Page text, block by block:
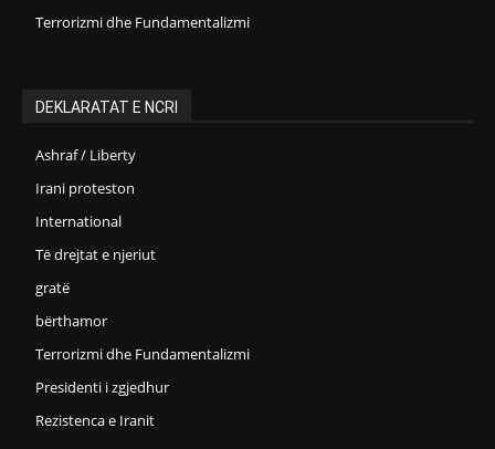
Terrorizmi dhe Fundamentalizmi
DEKLARATAT E NCRI
Ashraf / Liberty
Irani proteston
International
Të drejtat e njeriut
gratë
bërthamor
Terrorizmi dhe Fundamentalizmi
Presidenti i zgjedhur
Rezistenca e Iranit